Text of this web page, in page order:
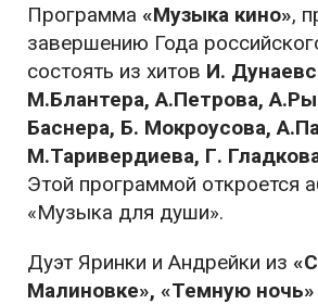
Программа «Музыка кино»,
завершению Года
состоять из хитов И.
М.Блантера, А.Петрова,
Баснера, Б. Мокроусова,
М.Таривердиева, Г.
Этой программой откроется
«Музыка для души».
Дуэт Яринки и Андрейки из
Малиновке», «Темную ночь»